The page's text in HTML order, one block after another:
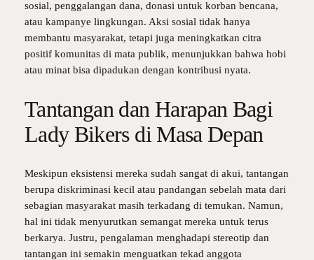
sosial, penggalangan dana, donasi untuk korban bencana,
atau kampanye lingkungan. Aksi sosial tidak hanya
membantu masyarakat, tetapi juga meningkatkan citra
positif komunitas di mata publik, menunjukkan bahwa hobi
atau minat bisa dipadukan dengan kontribusi nyata.
Tantangan dan Harapan Bagi
Lady Bikers di Masa Depan
Meskipun eksistensi mereka sudah sangat di akui, tantangan
berupa diskriminasi kecil atau pandangan sebelah mata dari
sebagian masyarakat masih terkadang di temukan. Namun,
hal ini tidak menyurutkan semangat mereka untuk terus
berkarya. Justru, pengalaman menghadapi stereotip dan
tantangan ini semakin menguatkan tekad anggota